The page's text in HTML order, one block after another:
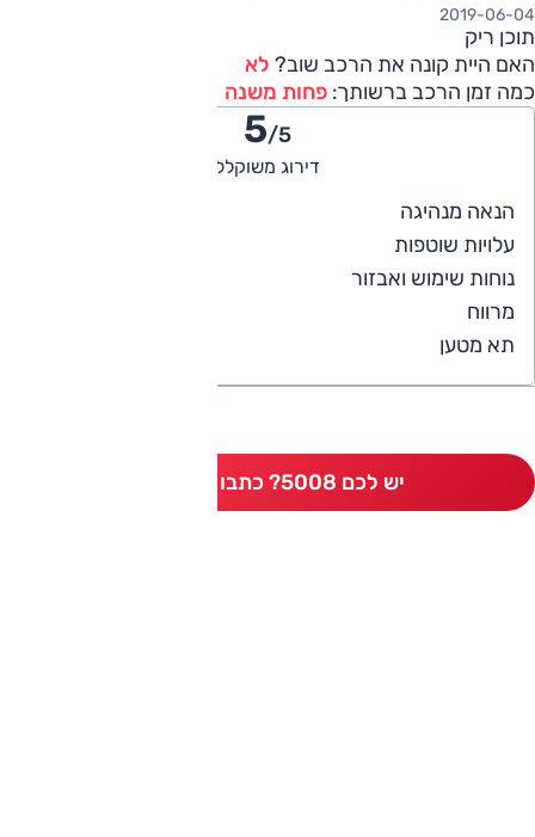
2019-06-04
תוכן ריק
האם היית קונה את הרכב שוב? לא
כמה זמן הרכב ברשותך: פחות משנה
5/5
דירוג משוקלל
הנאה מנהיגה
עלויות שוטפות
נוחות שימוש ואבזור
מרווח
תא מטען
יש לכם 5008? כתבו חוות דעת